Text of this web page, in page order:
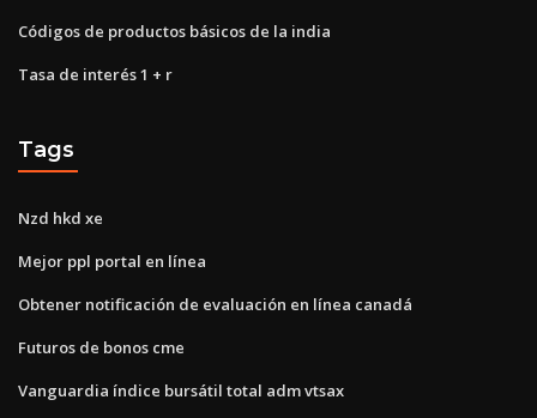
Códigos de productos básicos de la india
Tasa de interés 1 + r
Tags
Nzd hkd xe
Mejor ppl portal en línea
Obtener notificación de evaluación en línea canadá
Futuros de bonos cme
Vanguardia índice bursátil total adm vtsax